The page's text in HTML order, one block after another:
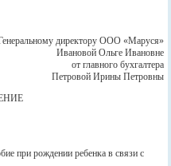
директору ООО «Маруся»
Ивановой Ольге Ивановне
от главного бухгалтера
Петровой Ирины Петровны
при рождении ребенка в связи с